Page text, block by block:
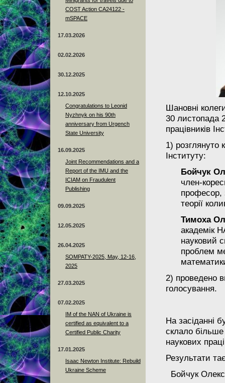
COST Action CA24122 -
mSPACE
17.03.2026
02.02.2026
30.12.2025
12.10.2025
Congratulations to Leonid
Nyzhnyk on his 90th
anniversary from Urgench
State University
16.09.2025
Joint Recommendations and a
Report of the IMU and the
ICIAM on Fraudulent
Publishing
09.09.2025
12.05.2025
26.04.2025
SOMPATY-2025, May, 12-16,
2025
27.03.2025
07.02.2025
IM of the NAN of Ukraine is
certified as equivalent to a
Certified Public Charity
17.01.2025
Isaac Newton Institute: Rebuild
Ukraine Scheme
Шановні
30 листопада
працівників
1) розглянуто
Інституту:
Бойчук
член-
професор,
теорії
Тимоха
академік
науковий
проблем
2) проведено
голосування.
На засіданні
склало
наукових
Результати
Бойчук